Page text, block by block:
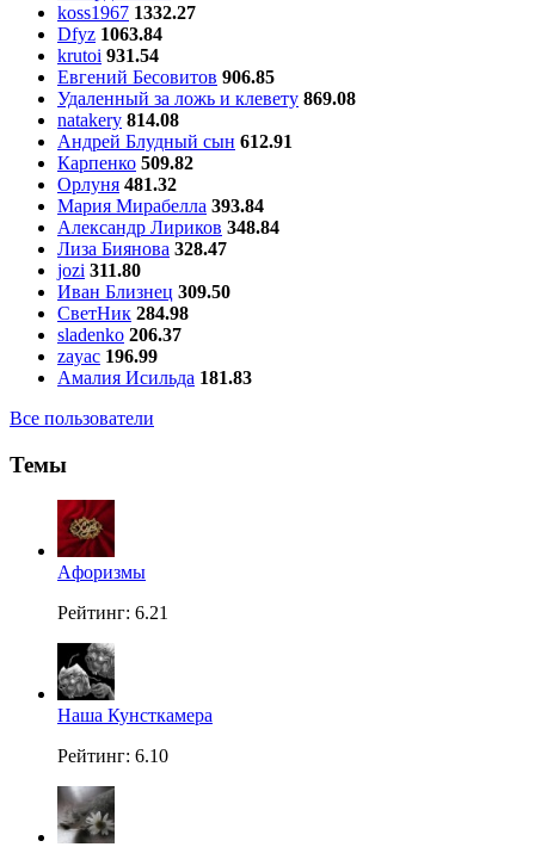
koss1967 1332.27
Dfyz 1063.84
krutoi 931.54
Евгений Бесовитов 906.85
Удаленный за ложь и клевету 869.08
natakery 814.08
Андрей Блудный сын 612.91
Карпенко 509.82
Орлуня 481.32
Мария Мирабелла 393.84
Александр Лириков 348.84
Лиза Биянова 328.47
jozi 311.80
Иван Близнец 309.50
СветНик 284.98
sladenko 206.37
zayac 196.99
Амалия Исильда 181.83
Все пользователи
Темы
Aфоризмы
Рейтинг: 6.21
Наша Кунсткамера
Рейтинг: 6.10